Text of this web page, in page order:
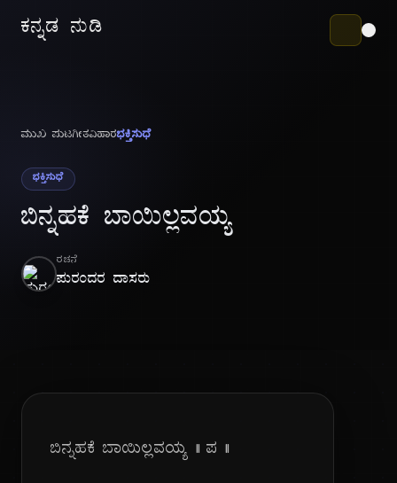
ಕನ್ನಡ ನುಡಿ
ಮುಖ ಪುಟಗೀತವಿಹಾರಭಕ್ತಿಸುಧೆ
ಭಕ್ತಿಸುಧೆ
ಬಿನ್ನಹಕೆ ಬಾಯಿಲ್ಲವಯ್ಯ
ರಚನೆ
ಪುರಂದರ ದಾಸರು
ಬಿನ್ನಹಕೆ ಬಾಯಿಲ್ಲವಯ್ಯ || ಪ ||